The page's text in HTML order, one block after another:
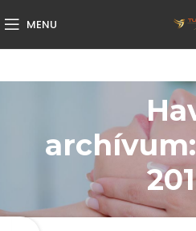
MENU
UNCATEGORIZED